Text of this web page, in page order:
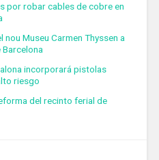
por robar cables de cobre en
Museu Carmen Thyssen a
Barcelona
incorporará pistolas
riesgo
del recinto ferial de